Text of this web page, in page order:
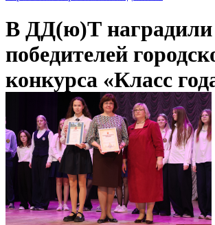
В ДД(ю)Т наградили
победителей
конкурса «Класс